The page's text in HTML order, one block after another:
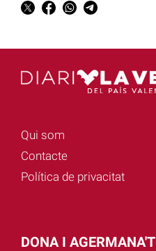
Qui som
Contacte
Política de privacitat
DONA I AGERMANA'T